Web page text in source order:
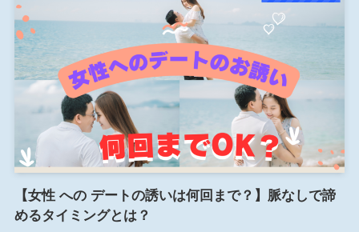
【女性 への デートの誘いは何回まで？】脈なしで諦
めるタイミングとは？